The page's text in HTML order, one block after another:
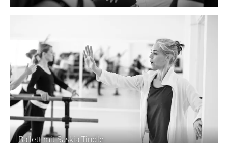
Ballett mit Saskia Tindle